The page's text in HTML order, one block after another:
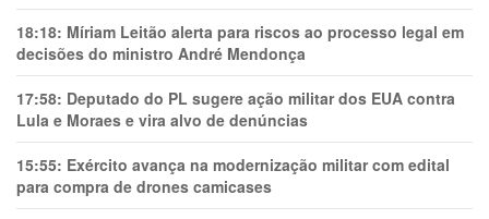
18:18: Míriam Leitão alerta para riscos ao processo legal em
decisões do ministro André Mendonça
17:58: Deputado do PL sugere ação militar dos EUA contra
Lula e Moraes e vira alvo de denúncias
15:55: Exército avança na modernização militar com edital
para compra de drones camicases